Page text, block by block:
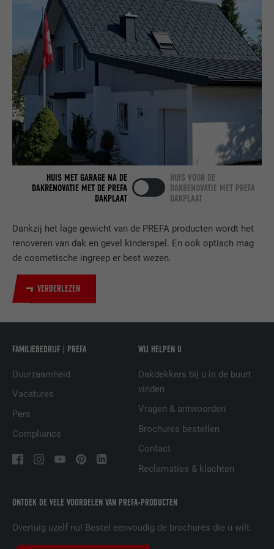
Dankzij het lage gewicht van de PREFA producten wordt het
renoveren van dak en gevel kinderspel. En ook optisch mag
de cosmetische ingreep er best wezen.
VERDERLEZEN
HUIS MET GARAGE NA DE
DAKRENOVATIE MET DE PREFA
DAKPLAAT
HUIS VOOR DE
DAKRENOVATIE MET PREFA
DAKPLAAT
ONTDEK DE VELE VOORDELEN VAN PREFA-PRODUCTEN
Overtuig uzelf nu! Bestel eenvoudig de brochures die u wilt.
FAMILIEBEDRIJF | PREFA
Duurzaamheid
Vacatures
Pers
Compliance
WIJ HELPEN U
Dakdekkers bij u in de buurt
vinden
Vragen & antwoorden
Brochures bestellen
Contact
Reclamaties & klachten
NAAM bcookie
AANBIEDER LinkedIn
VERVALTIJD 2 jaar
Gebruikt door de socialnetworking-dienst
van ingebedde diensten.
NAAM bscookie
AANBIEDER LinkedIn
Gebruikt door de socialnetworking-dienst
LinkedIn voor het volgen van het gebruik
van ingebedde diensten.
NAAM UserMatchHistory
Wordt gebruikt om bezoekers op meerdere
voorkeuren van de bezoeker relevante
reclame te presenteren.
AANBIEDER LinkedIn
VERVALTIJD 1 dag